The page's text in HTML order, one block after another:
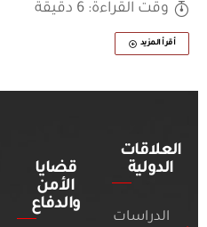
وقت القراءة: 6 دقيقة
أقرأ المزيد
العلاقات
الدولية
الدراسات
قضايا
الأمن
والدفاع